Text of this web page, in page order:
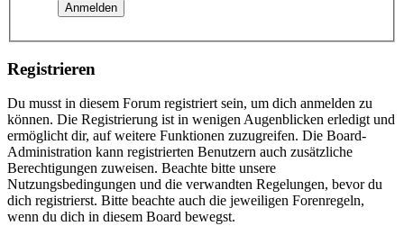
Registrieren
Du musst in diesem Forum registriert sein, um dich anmelden zu
können. Die Registrierung ist in wenigen Augenblicken erledigt und
ermöglicht dir, auf weitere Funktionen zuzugreifen. Die Board-
Administration kann registrierten Benutzern auch zusätzliche
Berechtigungen zuweisen. Beachte bitte unsere
Nutzungsbedingungen und die verwandten Regelungen, bevor du
dich registrierst. Bitte beachte auch die jeweiligen Forenregeln,
wenn du dich in diesem Board bewegst.